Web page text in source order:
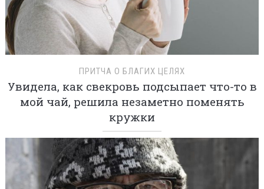
ПРИТЧА О БЛАГИХ ЦЕЛЯХ
Увидела, как свекровь подсыпает что-то в
мой чай, решила незаметно поменять
кружки